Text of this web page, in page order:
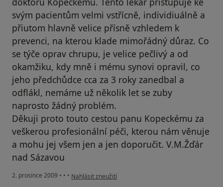
svým pacientům velmi vstřícně, individiuálně a
přiutom hlavně velice přísně vzhledem k
prevenci, na kterou klade mimořádný důraz. Co
se týče oprav chrupu, je velice pečlivý a od
okamžiku, kdy mně i mému synovi opravil, co
jeho předchůdce cca za 3 roky zanedbal a
odflákl, nemáme už několik let se zuby
naprosto žádný problém.
Děkuji proto touto cestou panu Kopeckému za
veškerou profesionální péči, kterou nám věnuje
a mohu jej všem jen a jen doporučit. V.M.Žďár
nad Sázavou
2. prosince 2009 • • • podle názoru uživatele Pacient
Nahlásit zneužití